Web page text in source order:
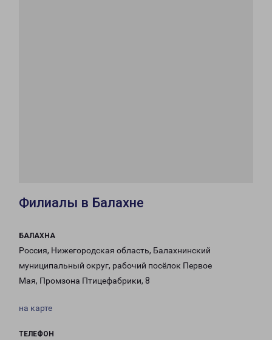
Филиалы в Балахне
БАЛАХНА
Россия, Нижегородская область, Балахнинский
муниципальный округ, рабочий посёлок Первое
Мая, Промзона Птицефабрики, 8
на карте
ТЕЛЕФОН